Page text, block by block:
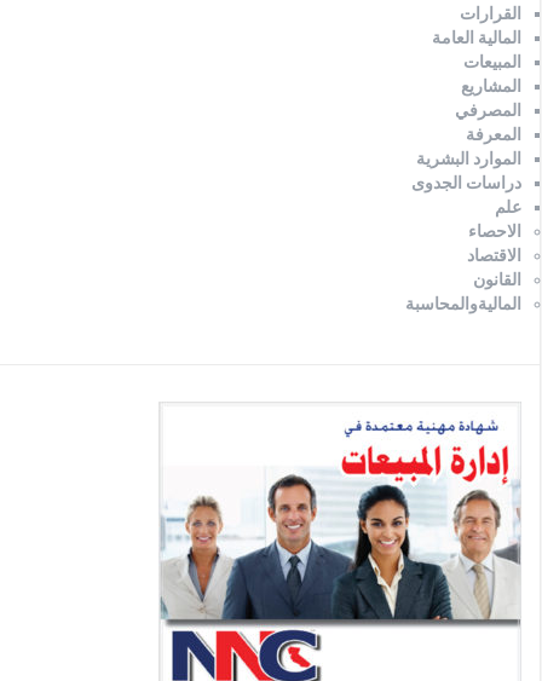
القرارات
المالية العامة
المبيعات
المشاريع
المصرفي
المعرفة
الموارد البشرية
دراسات الجدوى
علم
الاحصاء
الاقتصاد
القانون
الماليةوالمحاسبة